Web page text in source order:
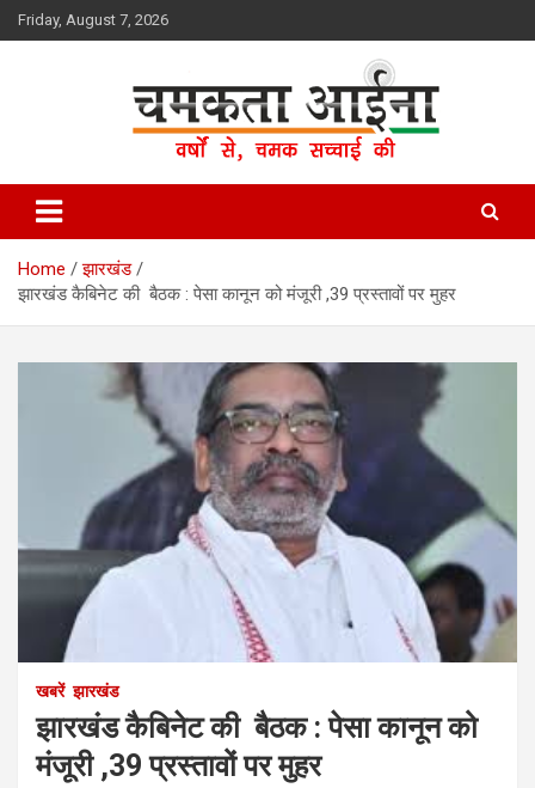
Skip
to
Friday, August 7, 2026
Chamakta Aina
Home
झारखंड
झारखंड कैबिनेट की बैठक : पेसा कानून को मंजूरी ,39 प्रस्तावों पर मुहर
खबरें झारखंड
झारखंड कैबिनेट की बैठक : पेसा कानून को
मंजूरी ,39 प्रस्तावों पर मुहर